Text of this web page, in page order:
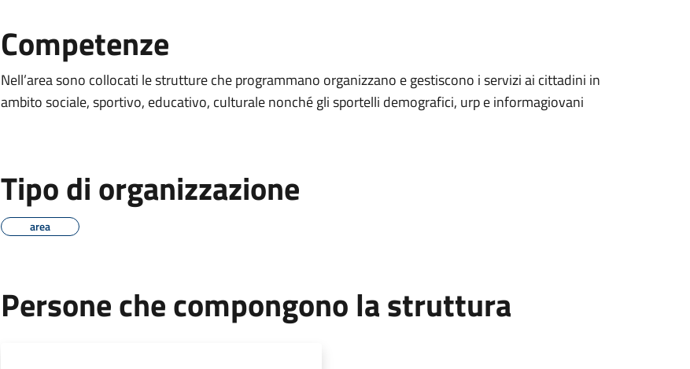
Competenze
Nell’area sono collocati le strutture che programmano organizzano e gestiscono i servizi ai cittadini in
ambito sociale, sportivo, educativo, culturale nonché gli sportelli demografici, urp e informagiovani
Tipo di organizzazione
area
Persone che compongono la struttura